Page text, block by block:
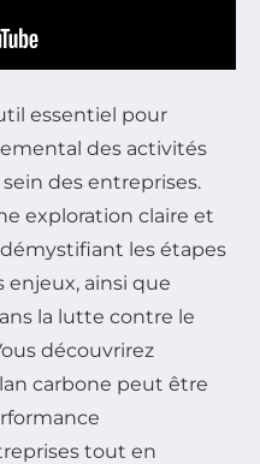
essentiel pour
des activités
des entreprises.
exploration claire et
les étapes
enjeux, ainsi que
la lutte contre le
découvrirez
carbone peut être
tout en